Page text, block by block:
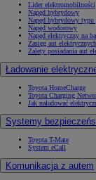
Lider elektromobilności
Napęd hybrydowy
Napęd hybrydowy
Napęd wodorowy
Napęd elektryczny na
Zasięg aut elektrycznych
Zalety posiadania aut
Ładowanie
Toyota HomeCharge
Toyota Charging
Jak naładować
Systemy
Toyota T-Mate
System eCall
Komunikacja z autem